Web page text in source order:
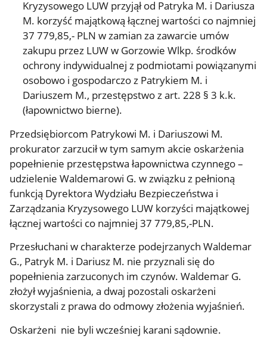
Kryzysowego LUW przyjął od Patryka M. i Dariusza
M. korzyść majątkową łącznej wartości co najmniej
37 779,85,- PLN w zamian za zawarcie umów
zakupu przez LUW w Gorzowie Wlkp. środków
ochrony indywidualnej z podmiotami powiązanymi
osobowo i gospodarczo z Patrykiem M. i
Dariuszem M., przestępstwo z art. 228 § 3 k.k.
(łapownictwo bierne).
Przedsiębiorcom Patrykowi M. i Dariuszowi M.
prokurator zarzucił w tym samym akcie oskarżenia
popełnienie przestępstwa łapownictwa czynnego –
udzielenie Waldemarowi G. w związku z pełnioną
funkcją Dyrektora Wydziału Bezpieczeństwa i
Zarządzania Kryzysowego LUW korzyści majątkowej
łącznej wartości co najmniej 37 779,85,-PLN.
Przesłuchani w charakterze podejrzanych Waldemar
G., Patryk M. i Dariusz M. nie przyznali się do
popełnienia zarzuconych im czynów. Waldemar G.
złożył wyjaśnienia, a dwaj pozostali oskarżeni
skorzystali z prawa do odmowy złożenia wyjaśnień.
Oskarżeni nie byli wcześniej karani sądownie.